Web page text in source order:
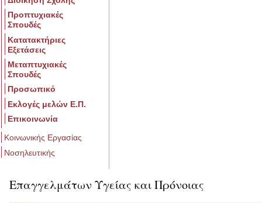
Προπτυχιακές
Σπουδές
Κατατακτήριες
Εξετάσεις
Μεταπτυχιακές
Σπουδές
Προσωπικό
Εκλογές μελών Ε.Π.
Επικοινωνία
Κοινωνικής Εργασίας
Νοσηλευτικής
Επαγγελμάτων Υγείας και Πρόνοιας